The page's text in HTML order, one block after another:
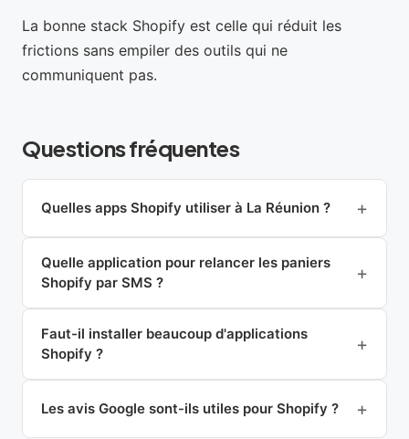
La bonne stack Shopify est celle qui réduit les
frictions sans empiler des outils qui ne
communiquent pas.
Questions fréquentes
Quelles apps Shopify utiliser à La Réunion ?
Quelle application pour relancer les paniers
Shopify par SMS ?
Faut-il installer beaucoup d'applications
Shopify ?
Les avis Google sont-ils utiles pour Shopify ?